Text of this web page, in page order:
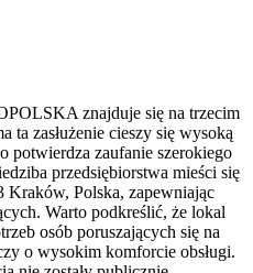
znajduje się na trzecim
ta zasłużenie cieszy się wysoką
potwierdza zaufanie szerokiego
przedsiębiorstwa mieści się
Kraków, Polska, zapewniając
Warto podkreślić, że lokal
osób poruszających się na
o wysokim komforcie obsługi.